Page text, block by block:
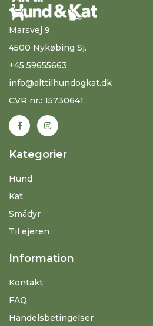
Marsvej 9
4500 Nykøbing Sj.
+45 59655663
info@alttilhundogkat.dk
CVR nr.: 15730641
Kategorier
Hund
Kat
Smådyr
Til ejeren
Information
Kontakt
FAQ
Handelsbetingelser